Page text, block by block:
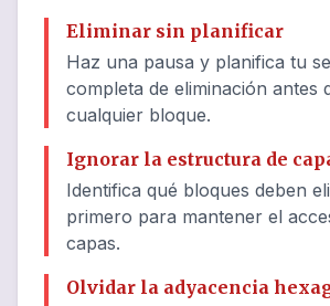
Eliminar sin planificar
Haz una pausa y planifica tu
completa de eliminación antes
cualquier bloque.
Ignorar la estructura de
Identifica qué bloques deben
primero para mantener el
capas.
Olvidar la adyacencia